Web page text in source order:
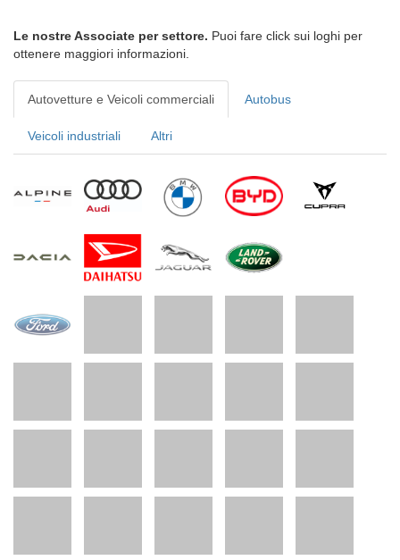
Le nostre Associate per settore. Puoi fare click sui loghi per
ottenere maggiori informazioni.
Autovetture e Veicoli commerciali Autobus
Veicoli industriali Altri